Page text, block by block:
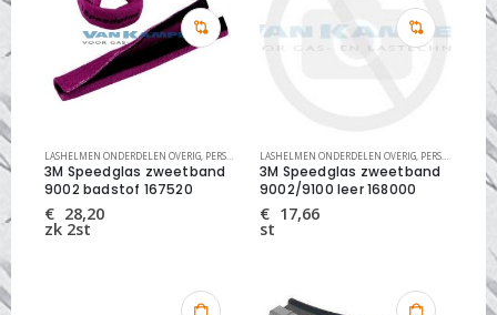
LASHELMEN ONDERDELEN OVERIG PERSOONLIJKE VEILIGHEID
3M Speedglas zweetband
9002 badstof 167520
€ 28,20
zk 2st
LASHELMEN ONDERDELEN OVERIG PERSOONLIJKE VEILIGHEID
3M Speedglas zweetband
9002/9100 leer 168000
€ 17,66
st